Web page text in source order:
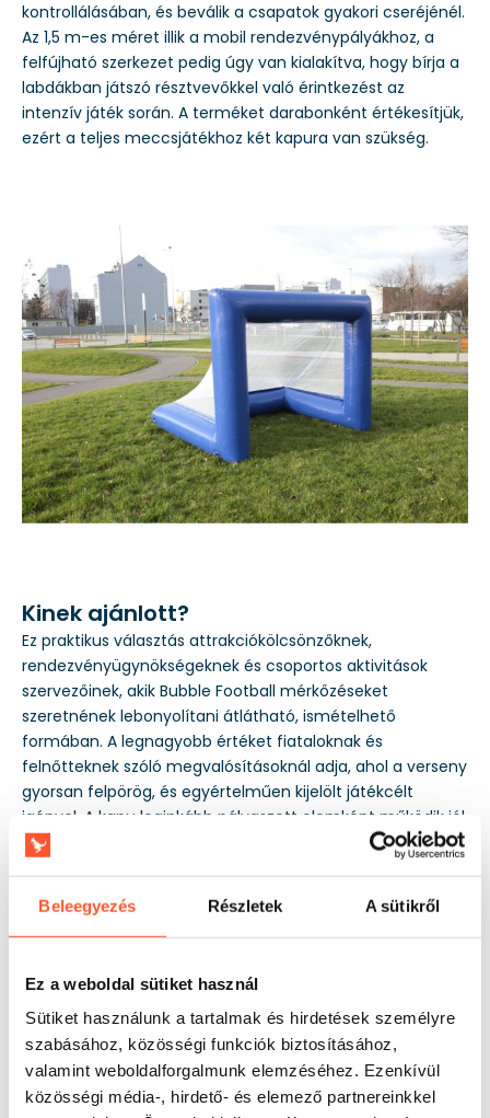
Beleegyezés Részletek A sütikről
Ez a weboldal sütiket használ
Sütiket használunk a tartalmak és hirdetések személyre
szabásához, közösségi funkciók biztosításához,
valamint weboldalforgalmunk elemzéséhez. Ezenkívül
közösségi média-, hirdető- és elemező partnereinkkel
kontrollálásában, és beválik a csapatok gyakori cseréjénél.
Az 1,5 m-es méret illik a mobil rendezvénypályákhoz, a
felfújható szerkezet pedig úgy van kialakítva, hogy bírja a
labdákban játszó résztvevőkkel való érintkezést az
intenzív játék során. A terméket darabonként értékesítjük,
ezért a teljes meccsjátékhoz két kapura van szükség.
Kinek ajánlott?
Ez praktikus választás attrakciókölcsönzőknek,
rendezvényügynökségeknek és csoportos aktivitások
szervezőinek, akik Bubble Football mérkőzéseket
szeretnének lebonyolítani átlátható, ismételhető
formában. A legnagyobb értéket fiataloknak és
felnőtteknek szóló megvalósításoknál adja, ahol a verseny
gyorsan felpörög, és egyértelműen kijelölt játékcélt
igényel. A kapu leginkább pályaszett elemként működik jól,
amely rendezi a játékot és megkönnyíti a személyzet